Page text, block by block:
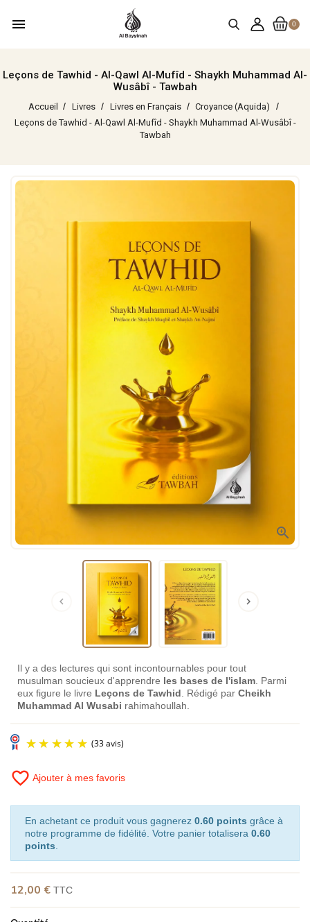
0
menu
Leçons de Tawhid - Al-Qawl Al-Mufîd - Shaykh Muhammad Al-
Wusâbî - Tawbah
Accueil Livres Livres en Français
Croyance (Aquida)
Leçons de Tawhid - Al-Qawl Al-Mufîd - Shaykh Muhammad Al-Wusâbî -
Tawbah

 
Il y a des lectures qui sont incontournables pour tout
musulman soucieux d'apprendre les bases de l'islam . Parmi
eux figure le livre Leçons de Tawhid . Rédigé par Cheikh
Muhammad Al Wusabi rahimahoullah.
favorite_border Ajouter à mes favoris
En achetant ce produit vous gagnerez 0.60 points grâce à
notre programme de fidélité. Votre panier totalisera 0.60
points
12,00 € TTC